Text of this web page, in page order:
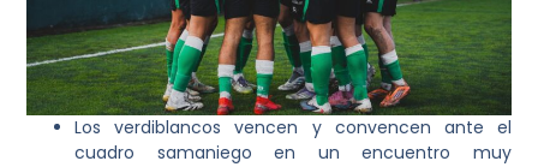
Los verdiblancos vencen y convencen ante el
cuadro samaniego en un encuentro muy